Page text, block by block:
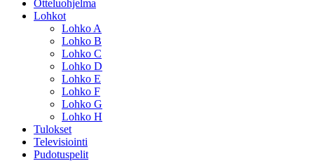
Otteluohjelma
Lohkot
Lohko A
Lohko B
Lohko C
Lohko D
Lohko E
Lohko F
Lohko G
Lohko H
Tulokset
Televisiointi
Pudotuspelit